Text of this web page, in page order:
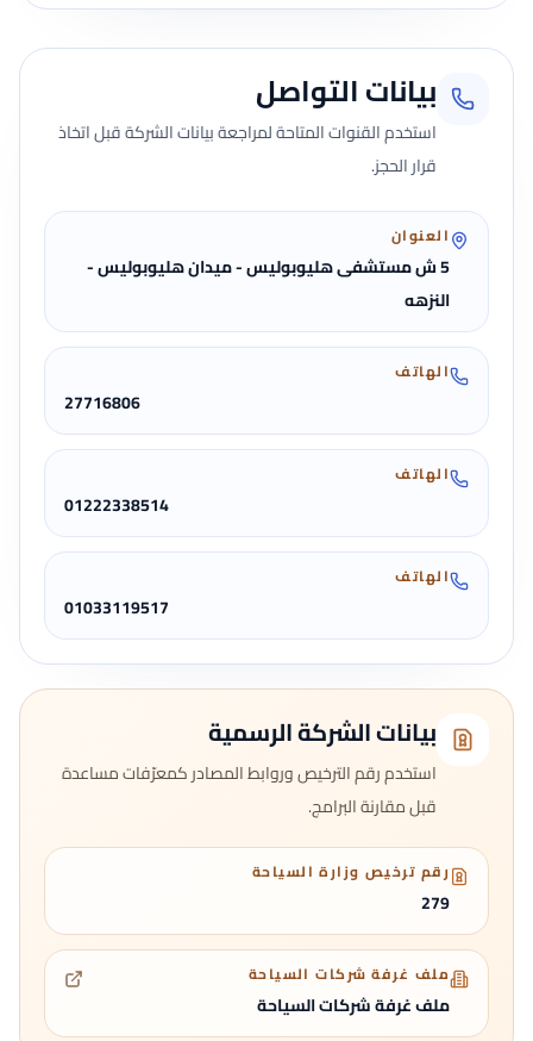
بيانات التواصل
استخدم القنوات المتاحة لمراجعة بيانات الشركة قبل اتخاذ
قرار الحجز.
العنوان
5 ش مستشفى هليوبوليس - ميدان هليوبوليس -
النزهه
الهاتف
27716806
الهاتف
01222338514
الهاتف
01033119517
بيانات الشركة الرسمية
استخدم رقم الترخيص وروابط المصادر كمعرّفات مساعدة
قبل مقارنة البرامج.
رقم ترخيص وزارة السياحة
279
ملف غرفة شركات السياحة
ملف غرفة شركات السياحة